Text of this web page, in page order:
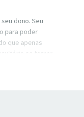
dono. Seu
para poder
que apenas
se tornar